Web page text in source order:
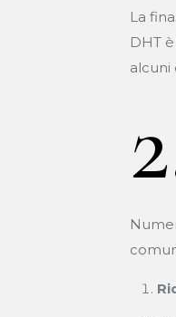
La
DHT
alcuni